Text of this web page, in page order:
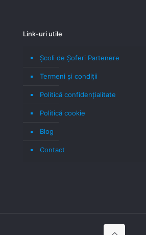
Link-uri utile
Școli de Șoferi Partenere
Termeni şi condiţii
Politică confidenţialitate
Politică cookie
Blog
Contact